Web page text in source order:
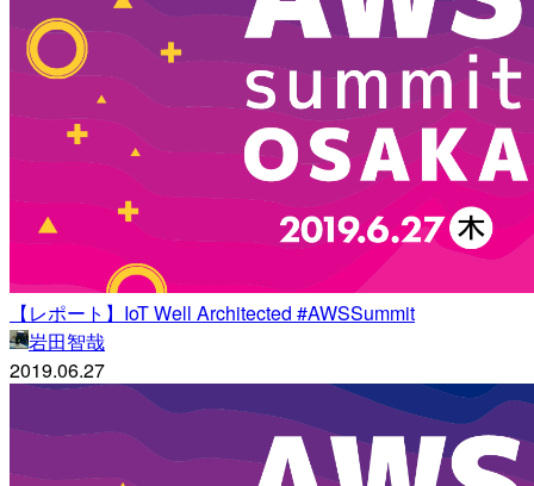
【レポート】IoT Well Architected #AWSSummit
岩田智哉
2019.06.27